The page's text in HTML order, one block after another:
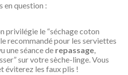
en question :
privilégie le “séchage coton
recommandé pour les serviettes
une séance de repassage,
sur votre sèche-linge. Vous
éviterez les faux plis !